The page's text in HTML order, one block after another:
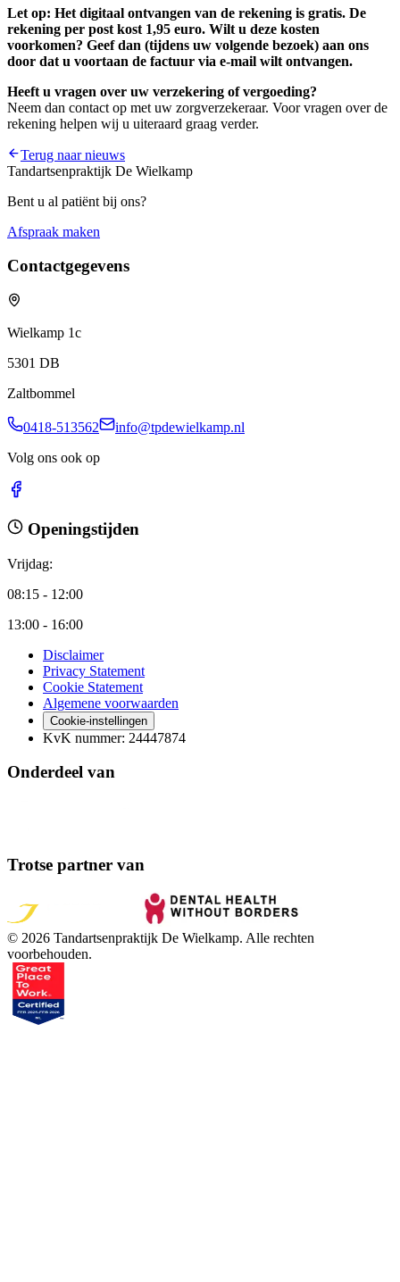
Let op: Het digitaal ontvangen van de rekening is gratis. De
rekening per post kost 1,95 euro. Wilt u deze kosten
voorkomen? Geef dan (tijdens uw volgende bezoek) aan ons
door dat u voortaan de factuur via e-mail wilt ontvangen.
Heeft u vragen over uw verzekering of vergoeding?
Neem dan contact op met uw zorgverzekeraar. Voor vragen over de
rekening helpen wij u uiteraard graag verder.
Terug naar nieuws
Tandartsenpraktijk De Wielkamp
Bent u al patiënt bij ons?
Afspraak maken
Contactgegevens
Wielkamp 1c
5301 DB
Zaltbommel
0418-513562
info@tpdewielkamp.nl
Volg ons ook op
Openingstijden
Vrijdag:
08:15 - 12:00
13:00 - 16:00
Disclaimer
Privacy Statement
Cookie Statement
Algemene voorwaarden
Cookie-instellingen
KvK nummer: 24447874
Onderdeel van
Trotse partner van
© 2026 Tandartsenpraktijk De Wielkamp. Alle rechten
voorbehouden.